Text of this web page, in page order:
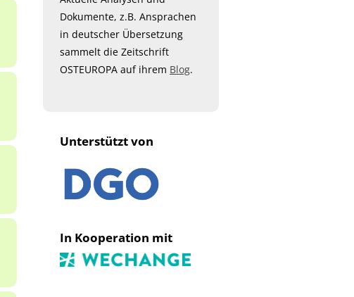
Dokumente, z.B. Ansprachen
in deutscher Übersetzung
sammelt die Zeitschrift
OSTEUROPA auf ihrem Blog.
Unterstützt von
In Kooperation mit